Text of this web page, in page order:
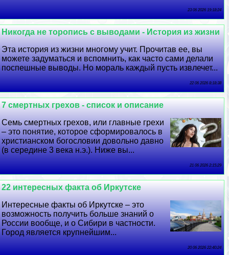
23 06 2026 19:18:24
Никогда не торопись с выводами - История из жизни
Эта история из жизни многому учит. Прочитав ее, вы
можете задуматься и вспомнить, как часто сами делали
поспешные выводы. Но мораль каждый пусть извлечет...
22 06 2026 8:18:38
7 cмepтных грехов - список и описание
Семь cмepтных грехов, или главные грехи
– это понятие, которое сформировалось в
христианском богословии довольно давно
(в середине 3 века н.э.). Ниже вы...
21 06 2026 2:15:29
22 интересных факта об Иркутске
Интересные факты об Иркутске – это
возможность получить больше знаний о
России вообще, и о Сибири в частности.
Город является крупнейшим...
20 06 2026 22:40:24